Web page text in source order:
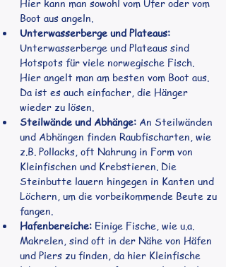
Hier kann man sowohl vom Ufer oder vom
Boot aus angeln.
Unterwasserberge und Plateaus:
Unterwasserberge und Plateaus sind
Hotspots für viele norwegische Fisch.
Hier angelt man am besten vom Boot aus.
Da ist es auch einfacher, die Hänger
wieder zu lösen.
Steilwände und Abhänge: An Steilwänden
und Abhängen finden Raubfischarten, wie
z.B. Pollacks, oft Nahrung in Form von
Kleinfischen und Krebstieren. Die
Steinbutte lauern hingegen in Kanten und
Löchern, um die vorbeikommende Beute zu
fangen.
Hafenbereiche: Einige Fische, wie u.a.
Makrelen, sind oft in der Nähe von Häfen
und Piers zu finden, da hier Kleinfische